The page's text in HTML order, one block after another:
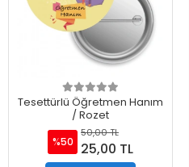
Tesettürlü Öğretmen Hanım
/ Rozet
%50
50,00 TL
25,00 TL